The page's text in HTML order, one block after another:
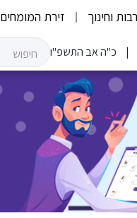
וחינוך זירת המומחים
כ"ה אב התשפ"ו